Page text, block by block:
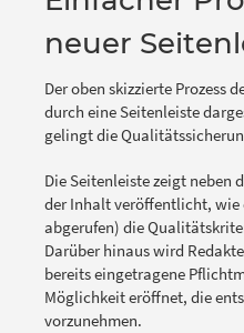
neuer
Der oben skizzierte Prozess
durch eine Seitenleiste
gelingt die
Die Seitenleiste zeigt neben
der Inhalt veröffentlicht, wie
abgerufen) die
Darüber hinaus wird
bereits eingetragene
Möglichkeit eröffnet, die
vorzunehmen.